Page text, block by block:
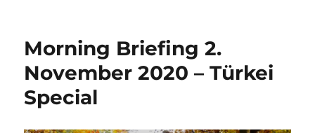
Morning Briefing 2.
November 2020 – Türkei
Special